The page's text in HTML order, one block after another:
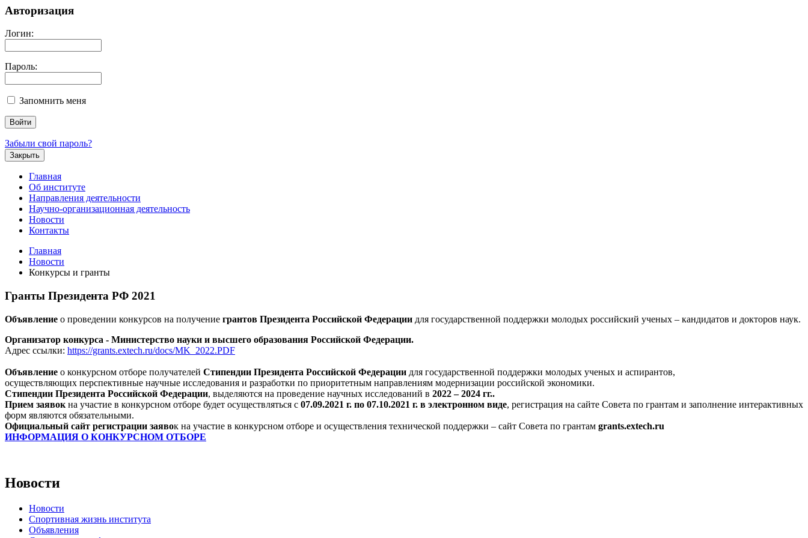
Авторизация
Логин:
Пароль:
Запомнить меня
Забыли свой пароль?
Закрыть
Главная
Об институте
Направления деятельности
Научно-организационная деятельность
Новости
Контакты
Главная
Новости
Конкурсы и гранты
Гранты Президента РФ 2021
Объявление о проведении конкурсов на получение грантов Президента Российской Федерации для государственной поддержки молодых российский ученых – кандидатов и докторов наук.
Организатор конкурса - Министерство науки и высшего образования Российской Федерации.
Адрес ссылки: https://grants.extech.ru/docs/MK_2022.PDF
Объявление о конкурсном отборе получателей Стипендии Президента Российской Федерации для государственной поддержки молодых ученых и аспирантов,
осуществляющих перспективные научные исследования и разработки по приоритетным направлениям модернизации российской экономики.
Стипендии Президента Российской Федерации, выделяются на проведение научных исследований в 2022 – 2024 гг..
Прием заявок на участие в конкурсном отборе будет осуществляться с 07.09.2021 г. по 07.10.2021 г. в электронном виде, регистрация на сайте Совета по грантам и заполнение интерактивных
форм являются обязательными.
Официальный сайт регистрации заявок на участие в конкурсном отборе и осуществления технической поддержки – сайт Совета по грантам grants.extech.ru
ИНФОРМАЦИЯ О КОНКУРСНОМ ОТБОРЕ
Новости
Новости
Спортивная жизнь института
Объявления